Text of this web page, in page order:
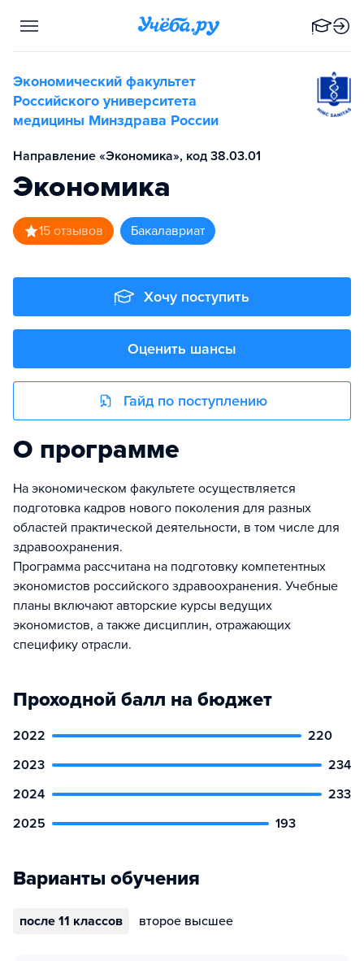
Экономический факультет
Российского университета
медицины Минздрава России
Направление «Экономика», код 38.03.01
Экономика
15 отзывов бакалавриат
Хочу поступить
Оценить шансы
Гайд по поступлению
О программе
На экономическом факультете осуществляется
подготовка кадров нового поколения для разных
областей практической деятельности, в том числе для
здравоохранения.
Программа рассчитана на подготовку компетентных
экономистов российского здравоохранения. Учебные
планы включают авторские курсы ведущих
экономистов, а также дисциплин, отражающих
специфику отрасли.
Проходной балл на бюджет
2022
220
2023
234
2024
233
2025
193
Варианты обучения
после 11 классов второе высшее